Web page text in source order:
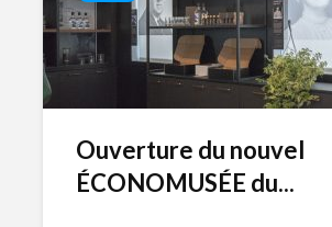
Ouverture du nouvel
ÉCONOMUSÉE du...